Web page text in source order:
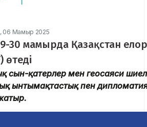
06 Мамыр 2025
30 мамырда Қазақстан
сын-қатерлер мен геосаяси
ынтымақтастық пен